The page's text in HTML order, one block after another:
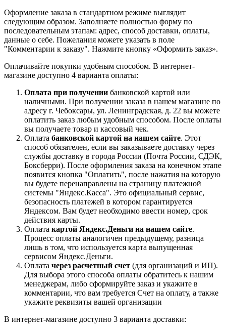
Оформление заказа в стандартном режиме выглядит
следующим образом. Заполняете полностью форму по
последовательным этапам: адрес, способ доставки, оплаты,
данные о себе. Пожелания можете указать в поле
"Комментарии к заказу". Нажмите кнопку «Оформить заказ».
Оплачивайте покупки удобным способом. В интернет-
магазине доступно 4 варианта оплаты:
Оплата при получении банковской картой или
наличными. При получении заказа в нашем магазине по
адресу г. Чебоксары, ул. Ленинградская, д. 22 вы можете
оплатить заказ любым удобным способом. После оплаты
вы получаете товар и кассовый чек.
Оплата банковской картой на нашем сайте. Этот
способ обязателен, если вы заказываете доставку через
службы доставку в города России (Почта России, СДЭК,
Боксберри). После оформления заказа на конечном этапе
появится кнопка "Оплатить", после нажатия на которую
вы будете перенаправлены на страницу платежной
системы "Яндекс.Касса". Это официальный сервис,
безопасность платежей в котором гарантируется
Яндексом. Вам будет необходимо ввести номер, срок
действия карты.
Оплата картой Яндекс.Деньги на нашем сайте.
Процесс оплаты аналогичен предыдущему, разница
лишь в том, что используется карта выпущенная
сервисом Яндекс.Деньги.
Оплата через расчетный счет (для организаций и ИП).
Для выбора этого способа оплаты обратитесь к нашим
менеджерам, либо сформируйте заказ и укажите в
комментарии, что вам требуется Счет на оплату, а также
укажите реквизиты вашей организации
В интернет-магазине доступно 3 варианта доставки: